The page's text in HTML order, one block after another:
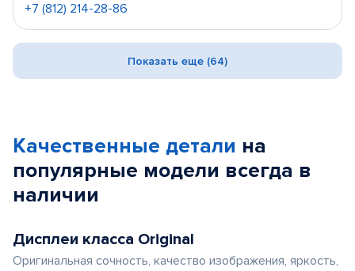
+7 (812) 214-28-86
Показать еще (64)
Качественные детали на
популярные модели всегда в
наличии
Дисплеи класса Original
Оригинальная сочность, качество изображения, яркость,